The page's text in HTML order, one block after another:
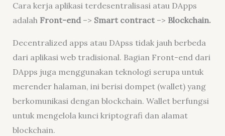
Cara kerja aplikasi terdesentralisasi atau DApps
adalah Front-end–> Smart contract–> Blockchain.
Decentralized apps atau DApss tidak jauh berbeda
dari aplikasi web tradisional. Bagian Front-end dari
DApps juga menggunakan teknologi serupa untuk
merender halaman, ini berisi dompet (wallet) yang
berkomunikasi dengan blockchain. Wallet berfungsi
untuk mengelola kunci kriptografi dan alamat
blockchain.